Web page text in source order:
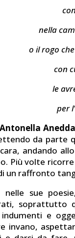
nella
o il rogo
con
le
per
Antonella Anedda
da parte
andando
Più volte
un raffronto
nelle sue
soprattutto
e
invano,